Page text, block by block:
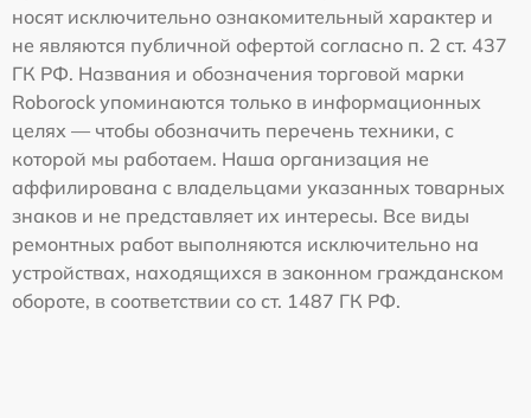
носят исключительно ознакомительный характер и
не являются публичной офертой согласно п. 2 ст. 437
ГК РФ. Названия и обозначения торговой марки
Roborock упоминаются только в информационных
целях — чтобы обозначить перечень техники, с
которой мы работаем. Наша организация не
аффилирована с владельцами указанных товарных
знаков и не представляет их интересы. Все виды
ремонтных работ выполняются исключительно на
устройствах, находящихся в законном гражданском
обороте, в соответствии со ст. 1487 ГК РФ.